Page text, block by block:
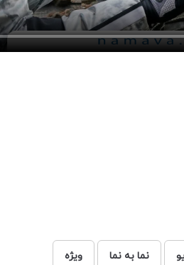
نما به نما ویژه